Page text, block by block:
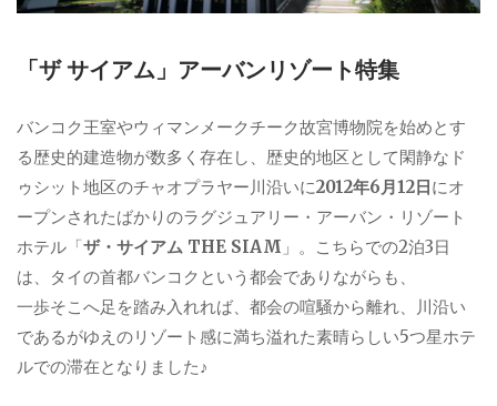
「ザ サイアム」アーバンリゾート特集
バンコク王室やウィマンメークチーク故宮博物院を始めとす
る歴史的建造物が数多く存在し、歴史的地区として閑静なド
ゥシット地区のチャオプラヤー川沿いに2012年6月12日にオ
ープンされたばかりのラグジュアリー・アーバン・リゾート
ホテル「ザ・サイアム THE SIAM 」。こちらでの2泊3日
は、タイの首都バンコクという都会でありながらも、
一歩そこへ足を踏み入れれば、都会の喧騒から離れ、川沿い
であるがゆえのリゾート感に満ち溢れた素晴らしい5つ星ホテ
ルでの滞在となりました♪